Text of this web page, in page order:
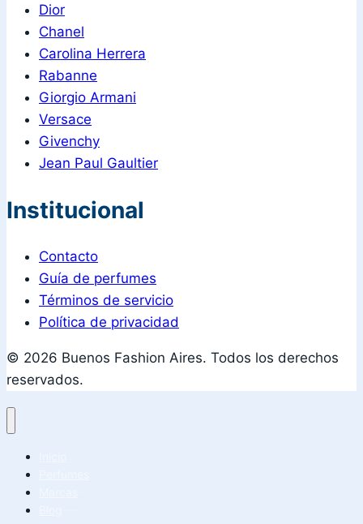
Dior
Chanel
Carolina Herrera
Rabanne
Giorgio Armani
Versace
Givenchy
Jean Paul Gaultier
Institucional
Contacto
Guía de perfumes
Términos de servicio
Política de privacidad
© 2026 Buenos Fashion Aires. Todos los derechos
reservados.